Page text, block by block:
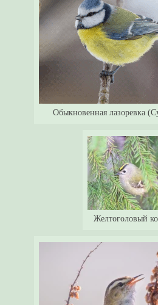
Обыкновенная лазоревка
Желтоголовый